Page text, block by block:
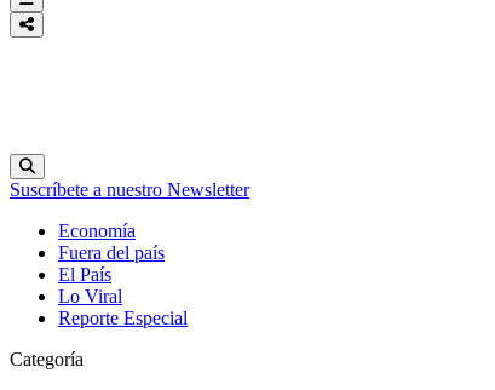
Suscríbete a nuestro Newsletter
Economía
Fuera del país
El País
Lo Viral
Reporte Especial
Categoría